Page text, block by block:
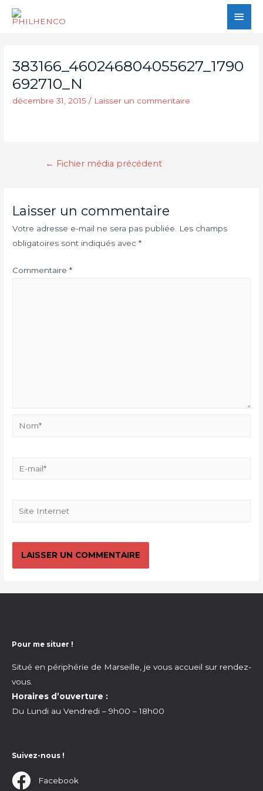
383166_460246804055627_1790
692710_N
décembre 31, 2015 / Laisser un commentaire
← Fichier média précédent
Laisser un commentaire
Votre adresse e-mail ne sera pas publiée.
Les champs
obligatoires sont indiqués avec*
Commentaire*
Pour me situer !
Situé en périphérie de Marseille, je vous accueil sur rendez-
vous.
Horaires d’ouverture :
Du Lundi au Vendredi – 9h00 – 18h00
Suivez-nous !
Facebook